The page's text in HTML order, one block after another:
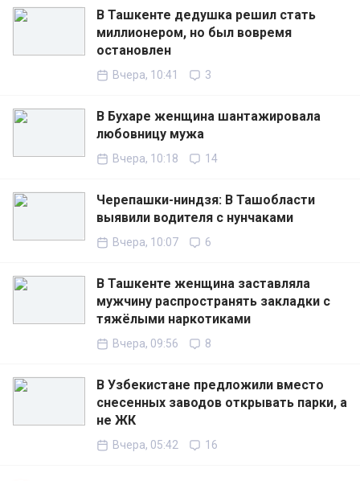
В Ташкенте дедушка решил стать
миллионером, но был вовремя
остановлен
Вчера, 10:41 3
В Бухаре женщина шантажировала
любовницу мужа
Вчера, 10:18 14
Черепашки-ниндзя: В Ташобласти
выявили водителя с нунчаками
Вчера, 10:07 6
В Ташкенте женщина заставляла
мужчину распространять закладки с
тяжёлыми наркотиками
Вчера, 09:56 8
В Узбекистане предложили вместо
снесенных заводов открывать парки, а
не ЖК
Вчера, 05:42 16